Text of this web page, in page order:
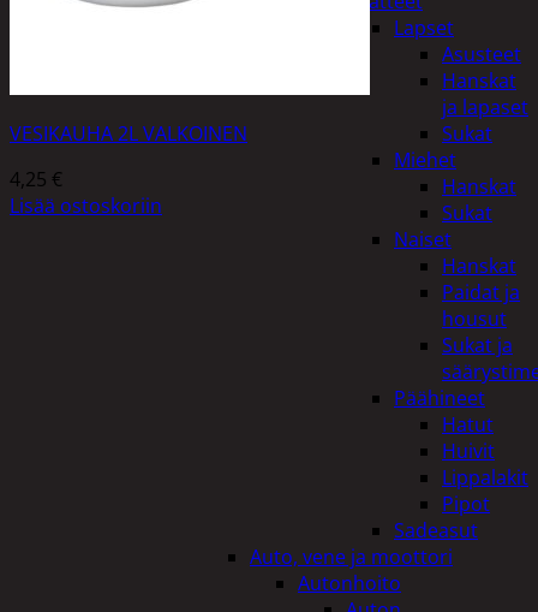
Lapset
Asusteet
Hanskat
ja lapaset
Sukat
Miehet
Hanskat
Sukat
Naiset
Hanskat
Paidat ja
housut
Sukat ja
Päähineet
Hatut
Huivit
Lippalakit
Pipot
Sadeasut
Auto, vene ja moottori
Autonhoito
VESIKAUHA 2L VALKOINEN
4,25 €
Lisää ostoskoriin